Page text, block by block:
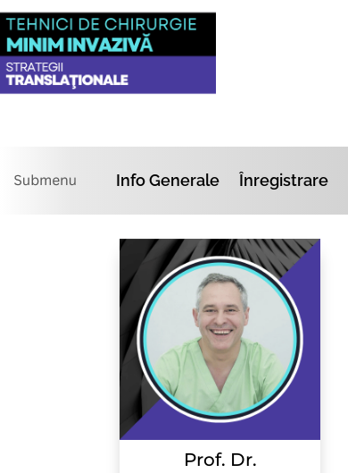
Info Generale Înregistrare
Prof. Dr.